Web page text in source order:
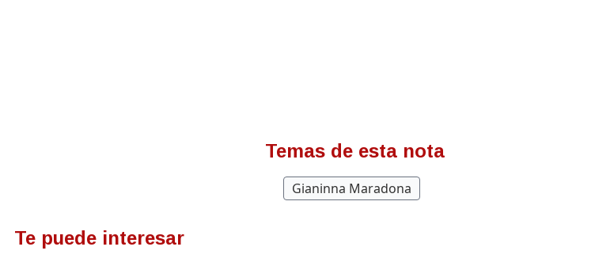
Temas de esta nota
Gianinna Maradona
Te puede interesar